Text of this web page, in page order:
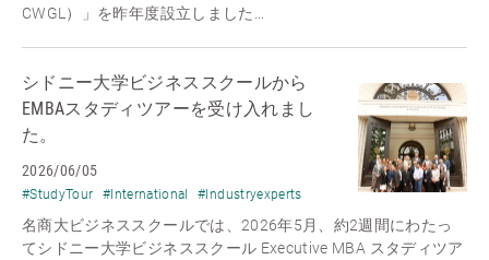
CWGL）」を昨年度設立しました...
シドニー大学ビジネススクールから
EMBAスタディツアーを受け入れまし
た。
2026/06/05
#StudyTour #International #Industryexperts
名商大ビジネススクールでは、2026年5月、約2週間にわたっ
てシドニー大学ビジネススクール Executive MBA スタディツア